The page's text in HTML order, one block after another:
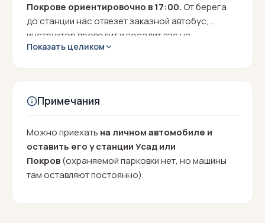
Покрове ориентировочно в 17:00.От берега
до станции нас отвезет заказной автобус,
инструктор проводит и посадит вас на
электричку обратно в Москву, либо в Покров,
Показать целиком
Примечания
Можно приехать на личном автомобиле и
оставить его у станции Усад или
Покров(охраняемой парковки нет, но машины
там оставляют постоянно).